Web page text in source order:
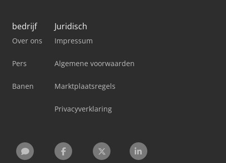
bedrijf
Over ons
Pers
Banen
Juridisch
Impressum
Algemene voorwaarden
Marktplaatsregels
Privacyverklaring